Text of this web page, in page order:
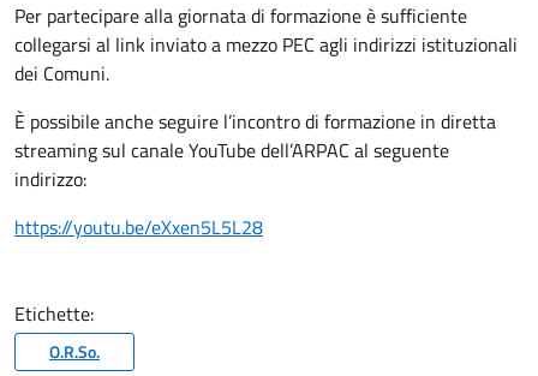
Per partecipare alla giornata di formazione è sufficiente
collegarsi al link inviato a mezzo PEC agli indirizzi istituzionali
dei Comuni.
È possibile anche seguire l’incontro di formazione in diretta
streaming sul canale YouTube dell’ARPAC al seguente
indirizzo:
https://youtu.be/eXxen5L5L28
Etichette:
O.R.So.